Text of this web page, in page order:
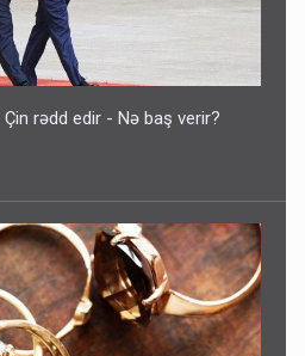
Çin rədd edir - Nə baş verir?